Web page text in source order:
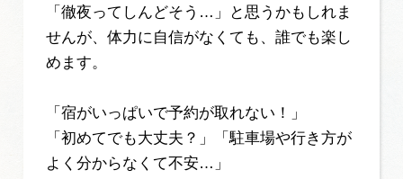
フォトライブラリー
お問い合わせ
「徹夜ってしんどそう…」と思うかもしれま
せんが、体力に自信がなくても、誰でも楽し
めます。
「宿がいっぱいで予約が取れない！」
「初めてでも大丈夫？」「駐車場や行き方が
よく分からなくて不安…」